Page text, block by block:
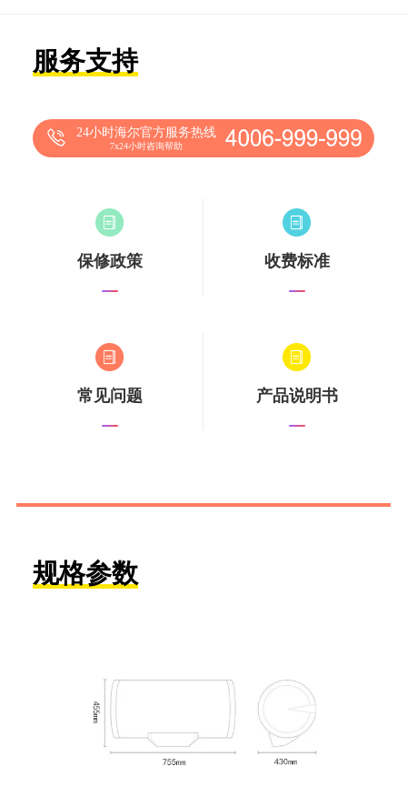
服务支持
24小时海尔官方服务热线
7x24小时咨询帮助
保修政策 收费标准
常见问题 产品说明书
规格参数